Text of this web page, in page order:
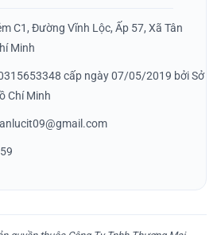
C1, Đường Vĩnh Lộc, Ấp 57, Xã Tân
Minh
cấp ngày 07/05/2019 bởi Sở
Chí Minh